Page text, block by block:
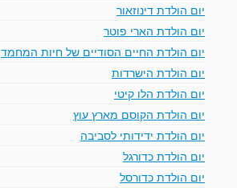
יום הולדת דינוזאור
יום הולדת הארי פוטר
יום הולדת החיים הסודיים של חיות המחמד
יום הולדת הישרדות
יום הולדת הלו קיטי
יום הולדת הקוסם מארץ עוץ
יום הולדת ידידותי לסביבה
יום הולדת כדורגל
יום הולדת כדורסל